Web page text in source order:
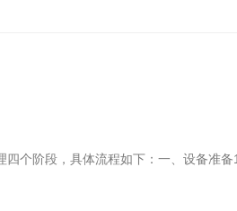
个阶段，具体流程如下：一、设备准